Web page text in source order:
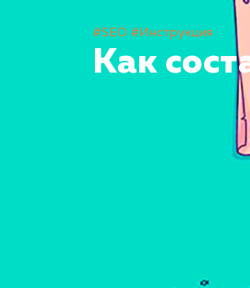
#SEO #Инструкция
Как